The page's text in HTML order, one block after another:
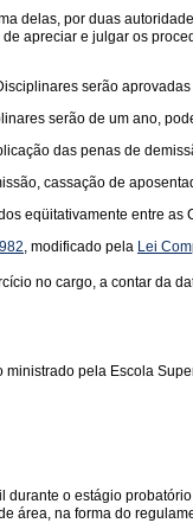
delas, por duas
apreciar e julgar os
serão
serão de um ano,
das penas de
cassação de
eqüitativamente entre
, modificado pela Lei
no cargo, a contar da
pela Escola
o estágio
área, na forma do